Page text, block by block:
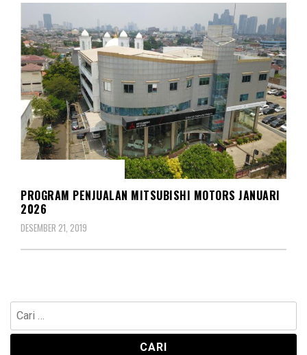
PROGRAM PENJUALAN MITSUBISHI MOTORS JANUARI
2026
DESEMBER 21, 2019
Cari
untuk: